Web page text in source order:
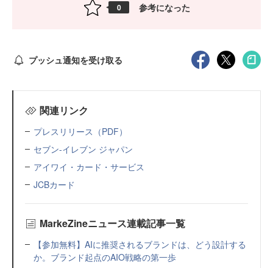
0 参考になった
プッシュ通知を受け取る
関連リンク
プレスリリース（PDF）
セブン-イレブン ジャパン
アイワイ・カード・サービス
JCBカード
MarkeZineニュース連載記事一覧
【参加無料】AIに推奨されるブランドは、どう設計する
か。ブランド起点のAIO戦略の第一歩